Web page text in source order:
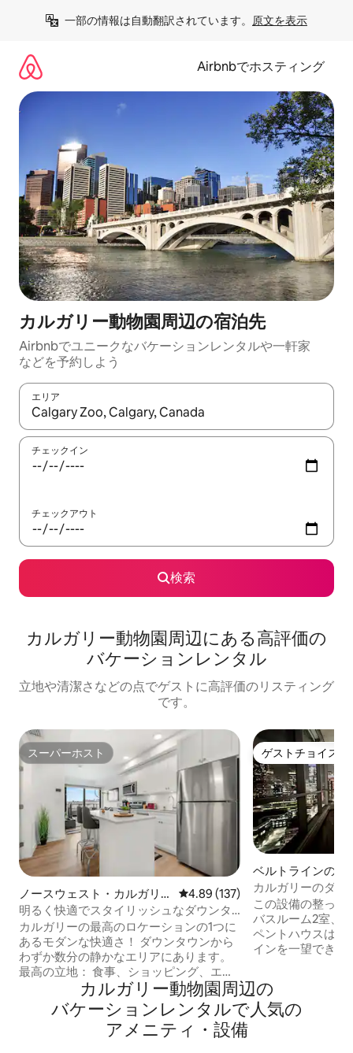
一部の情報は自動翻訳されています。 原文を表示
Airbnbでホスティング
カルガリー動物園⁠周⁠辺⁠の宿⁠泊⁠先
Airbnbでユニークなバ⁠ケ⁠ー⁠シ⁠ョ⁠ンレ⁠ン⁠タ⁠ルや一⁠軒⁠家
な⁠ど⁠を予⁠約⁠し⁠よ⁠う
エリア
検索結果が表示されたら、上下の矢印キーを使って移動するか
チェックイン
チェックアウト
検索
カルガリー動物園⁠周⁠辺⁠に⁠あ⁠る高⁠評⁠価⁠の
バ⁠ケ⁠ー⁠シ⁠ョ⁠ン⁠レ⁠ン⁠タ⁠ル
立地や清潔さなどの点でゲストに高評価のリスティング
です。
スーパーホスト
スーパーホスト
ノースウェスト・カルガリー
のコンドミニアム
レビュー137件、5つ星中4.89つ
4.89 (137)
明るく快適でスタイリッシュなダウンタ
ウン！無料駐車場！
カルガリーの最高のロケーションの1つに
あるモダンな快適さ！ ダウンタウンから
わずか数分の静かなエリアにあります。
最高の立地： 食事、ショッピング、エン
ターテイメント、食料品店まで徒歩で行
けます。 カルガリー・スタンピードに近
いので、交通渋滞はありません！ アメニ
ティ： 高速Wi-FiとNetflix。 景色の良い
ゲストチョイス
ゲストチョイス
ベルトラインのコ
アム
カルガリーのダウ
の豪華ペントハウ
この設備の整った
バスルーム2室、
ペントハウスは、
インを一望できます。 このペン
り、特別な方には
い景色を楽しむこ
な滞在を提供します。 特徴：ス
カルガリー動物園⁠周⁠辺⁠の
バ⁠ケ⁠ー⁠シ⁠ョ⁠ン⁠レ⁠ン⁠タ⁠ル⁠で人⁠気⁠の
ア⁠メ⁠ニ⁠テ⁠ィ⁠・⁠設⁠備